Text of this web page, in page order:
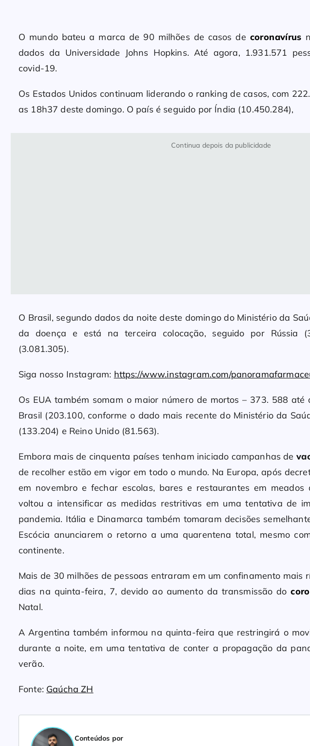
O mundo bateu a marca de 90 milhões de casos de coronavírus
dados da Universidade Johns Hopkins. Até agora, 1.931.571
covid-19.
Os Estados Unidos continuam liderando o ranking de casos, com
as 18h37 deste domingo. O país é seguido por Índia (10.450.284),
Continua depois da publicidade
O Brasil, segundo dados da noite deste domingo do Ministério da
da doença e está na terceira colocação, seguido por Rússia
(3.081.305).
Siga nosso Instagram: https://www.instagram.com/
Os EUA também somam o maior número de mortos – 373. 588 até
Brasil (203.100, conforme o dado mais recente do Ministério da
(133.204) e Reino Unido (81.563).
Embora mais de cinquenta países tenham iniciado campanhas de
de recolher estão em vigor em todo o mundo. Na Europa, após
em novembro e fechar escolas, bares e restaurantes em meados
voltou a intensificar as medidas restritivas em uma tentativa de
pandemia. Itália e Dinamarca também tomaram decisões
Escócia anunciarem o retorno a uma quarentena total, mesmo
continente.
Mais de 30 milhões de pessoas entraram em um confinamento mais
dias na quinta-feira, 7, devido ao aumento da transmissão do
Natal.
A Argentina também informou na quinta-feira que restringirá o
durante a noite, em uma tentativa de conter a propagação da
verão.
Fonte: Gaúcha ZH
Conteúdos por